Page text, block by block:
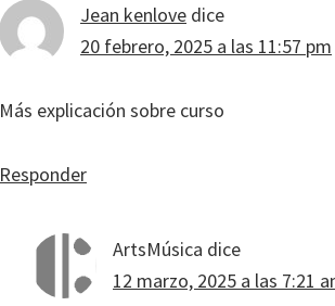
Jean kenlove dice
20 febrero, 2025 a las 11:57 pm
Más explicación sobre curso
Responder
ArtsMúsica dice
12 marzo, 2025 a las 7:21